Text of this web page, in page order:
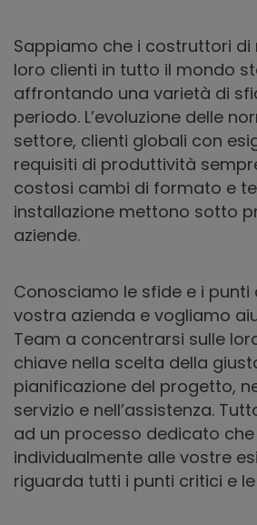
Sappiamo che i costruttori di
loro clienti in tutto il mondo
affrontando una varietà di
periodo. L’evoluzione delle
settore, clienti globali con
requisiti di produttività
costosi cambi di formato e
installazione mettono sotto
aziende.
Conosciamo le sfide e i punti
vostra azienda e vogliamo
Team a concentrarsi sulle
chiave nella scelta della
pianificazione del progetto,
servizio e nell’assistenza.
ad un processo dedicato
individualmente alle vostre
riguarda tutti i punti critici e